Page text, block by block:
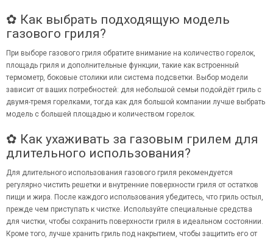
✿ Как выбрать подходящую модель
газового гриля?
При выборе газового гриля обратите внимание на количество горелок,
площадь гриля и дополнительные функции, такие как встроенный
термометр, боковые столики или система подсветки. Выбор модели
зависит от ваших потребностей: для небольшой семьи подойдёт гриль с
двумя-тремя горелками, тогда как для большой компании лучше выбрать
модель с большей площадью и количеством горелок.
✿ Как ухаживать за газовым грилем для
длительного использования?
Для длительного использования газового гриля рекомендуется
регулярно чистить решетки и внутренние поверхности гриля от остатков
пищи и жира. После каждого использования убедитесь, что гриль остыл,
прежде чем приступать к чистке. Используйте специальные средства
для чистки, чтобы сохранить поверхности гриля в идеальном состоянии.
Кроме того, лучше хранить гриль под накрытием, чтобы защитить его от